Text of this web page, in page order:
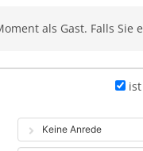
als Gast. Falls Sie